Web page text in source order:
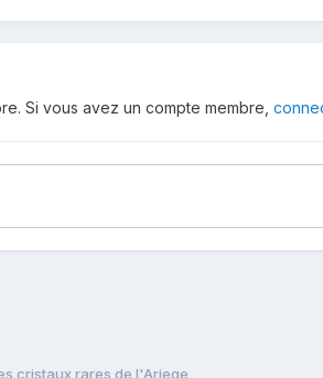
Si vous avez un compte membre,
cristaux rares de l'Ariege